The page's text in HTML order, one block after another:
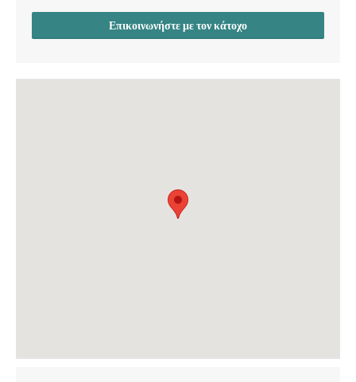
Επικοινωνήστε με τον κάτοχο